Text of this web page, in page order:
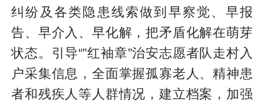
纠纷及各类隐患线索做到早察觉、早报
告、早介入、早化解，把矛盾化解在萌芽
状态。引导“”红袖章”治安志愿者队走村入
户采集信息，全面掌握孤寡老人、精神患
者和残疾人等人群情况，建立档案，加强